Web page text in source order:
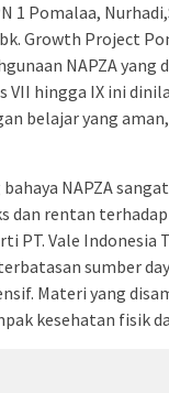
1 Pomalaa,
Growth Project
NAPZA yang
VII hingga IX ini
belajar yang
NAPZA
dan rentan
PT. Vale Indonesia
sumber
Materi yang
kesehatan fisik